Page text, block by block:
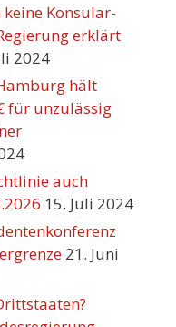
Konsular-
erklärt
2024
hält
für unzulässig
auch
15. Juli 2024
21. Juni